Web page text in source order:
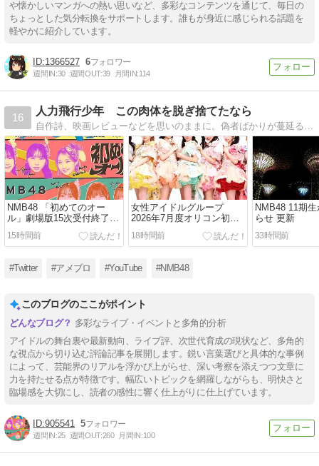
や懐かしいマンガへの熱い思いなど、多彩なコンテンツを通じて、毎日の
ちょっとした気分転換をサポートします。誰もが身近に感じられる話題を
軽やかに紹介しています。
1366527 6
週間IN:30 週間OUT:39 月間IN:114
16
人力飛行少年 この肉体を脱ぎ捨てたなら
自作詩、映画レビューなどを思いのままに。偽者ばかりが蔓延る世の中で、本音で一石を投じます。
NMB48 「初めてのオー
ル」劇場版15次受付終了時
点完売数
15時間前
女性アイドルグループ
2026年7月度オリコン初週
CDシングルランキング
18時間前
NMB48 11期
らせ 更新
33時間前
#Twitter #アメブロ #YouTube #NMB48
このブログのここがポイント
多彩なライブ・イベントと多角的分析
アイドルの舞台裏や最新動向、ライブ評、次世代育成の現状など、多角的
な視点から切り込む評論記事を展開します。鋭い言葉選びと具体的な事例
によって、芸能界のリアルを浮かび上がらせ、深い考察を添えつつ文章に
力を持たせる点が特徴です。幅広いトピックを網羅しながらも、明快さと
臨場感を大切にし、読者の感性に響く仕上がりに仕上げています。
905541 5
週間IN:25 週間OUT:260 月間IN:100